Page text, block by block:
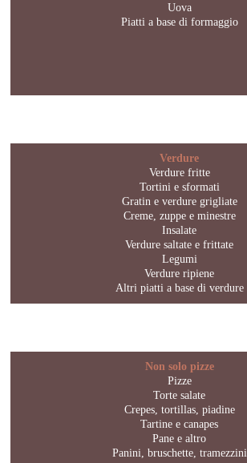
Uova
Piatti a base di formaggio
Verdure
Verdure fritte
Tortini e sformati
Gratin e verdure grigliate
Creme, zuppe e minestre
Insalate
Verdure saltate e frittate
Legumi
Verdure ripiene
Altri piatti a base di verdure
Non solo pizze
Pizze
Torte salate
Crepes, tortillas, piadine
Tartine e canapes
Pane e altro
Panini, bruschette, tramezzini